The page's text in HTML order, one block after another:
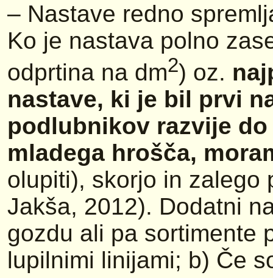
– Nastave redno
Ko je nastava polno
odprtina na dm2) oz.
nastave, ki je bil prvi
podlubnikov razvije
mladega hrošča,
olupiti), skorjo in zalego
Jakša, 2012). Dodatni
gozdu ali pa sortimente
lupilnimi linijami; b) Če